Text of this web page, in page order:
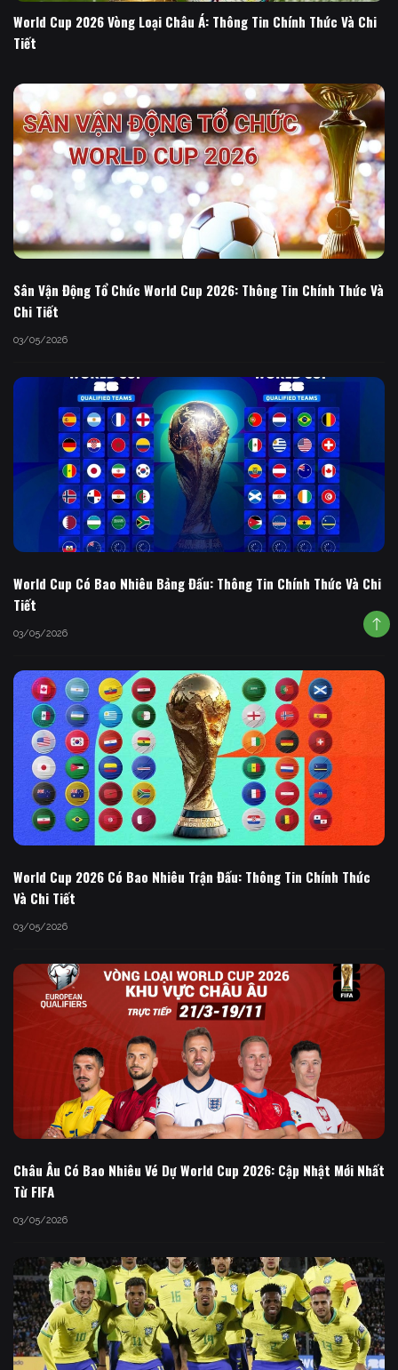
World Cup 2026 Vòng Loại Châu Á: Thông Tin Chính Thức Và Chi
Tiết
Sân Vận Động Tổ Chức World Cup 2026: Thông Tin Chính Thức Và
Chi Tiết
03/05/2026
World Cup Có Bao Nhiêu Bảng Đấu: Thông Tin Chính Thức Và Chi
Tiết
03/05/2026
World Cup 2026 Có Bao Nhiêu Trận Đấu: Thông Tin Chính Thức
Và Chi Tiết
03/05/2026
Châu Âu Có Bao Nhiêu Vé Dự World Cup 2026: Cập Nhật Mới Nhất
Từ FIFA
03/05/2026